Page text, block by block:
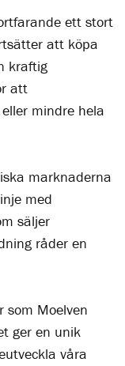
ett stort
att köpa
kraftig
att
mindre hela
marknaderna
med
säljer
råder en
Moelven
ger en unik
våra